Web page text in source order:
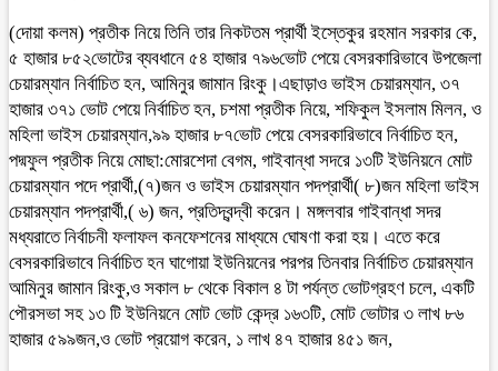
(দোয়া কলম) প্রতীক নিয়ে তিনি তার নিকটতম প্রার্থী ইস্তেকুর রহমান সরকার কে,
৫ হাজার ৮৫২ভোটের ব্যবধানে ৫৪ হাজার ৭৯৬ভোট পেয়ে বেসরকারিভাবে উপজেলা
চেয়ারম্যান নির্বাচিত হন, আমিনুর জামান রিংকু।এছাড়াও ভাইস চেয়ারম্যান, ৩৭
হাজার ৩৭১ ভোট পেয়ে নির্বাচিত হন, চশমা প্রতীক নিয়ে, শফিকুল ইসলাম মিলন, ও
মহিলা ভাইস চেয়ারম্যান,৯৯ হাজার ৮৭ভোট পেয়ে বেসরকারিভাবে নির্বাচিত হন,
পদ্মফুল প্রতীক নিয়ে মোছা:মোরশেদা বেগম, গাইবান্ধা সদরে ১৩টি ইউনিয়নে মোট
চেয়ারম্যান পদে প্রার্থী,(৭)জন ও ভাইস চেয়ারম্যান পদপ্রার্থী( ৮)জন মহিলা ভাইস
চেয়ারম্যান পদপ্রার্থী,( ৬) জন, প্রতিদ্বন্দ্বী করেন। মঙ্গলবার গাইবান্ধা সদর
মধ্যরাতে নির্বাচনী ফলাফল কনফেশনের মাধ্যমে ঘোষণা করা হয়। এতে করে
বেসরকারিভাবে নির্বাচিত হন ঘাগোয়া ইউনিয়নের পরপর তিনবার নির্বাচিত চেয়ারম্যান
আমিনুর জামান রিংকু,ও সকাল ৮ থেকে বিকাল ৪ টা পর্যন্ত ভোটগ্রহণ চলে, একটি
পৌরসভা সহ ১৩ টি ইউনিয়নে মোট ভোট কেন্দ্র ১৬৩টি, মোট ভোটার ৩ লাখ ৮৬
হাজার ৫৯৯জন,ও ভোট প্রয়োগ করেন, ১ লাখ ৪৭ হাজার ৪৫১ জন,